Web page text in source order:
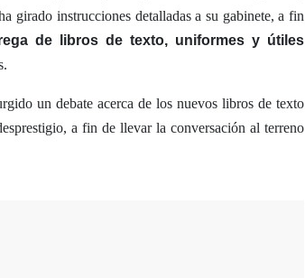
girado instrucciones detalladas a su gabinete, a fin
de libros de texto, uniformes y útiles
un debate acerca de los nuevos libros de texto
a fin de llevar la conversación al terreno